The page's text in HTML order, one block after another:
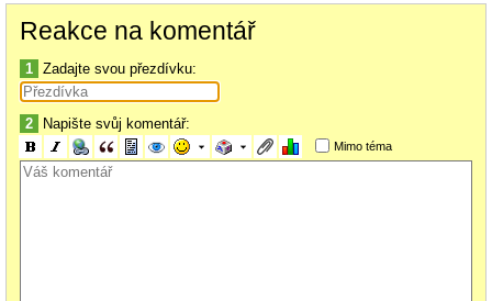
Reakce na komentář
1 Zadajte svou přezdívku:
2 Napište svůj komentář:
Mimo téma